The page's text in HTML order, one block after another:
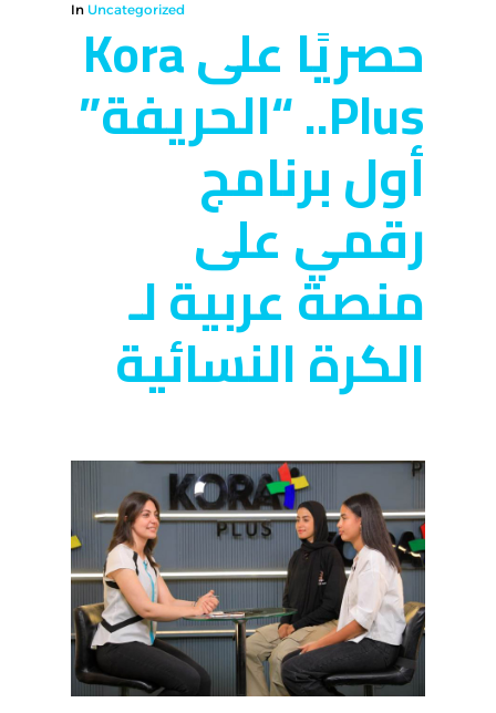
In Uncategorized
حصريًا على Kora
Plus.. “الحريفة”
أول برنامج
رقمي على
منصة عربية لـ
الكرة النسائية